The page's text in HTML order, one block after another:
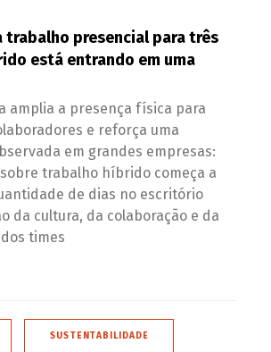
trabalho presencial para três
está entrando em uma
amplia a presença física para
e reforça uma
em grandes empresas:
trabalho híbrido começa a
de dias no escritório
da cultura, da colaboração e da
times
SUSTENTABILIDADE